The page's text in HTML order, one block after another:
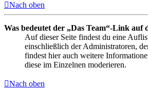
Nach oben
Was bedeutet der „Das Team“-Link auf
Auf dieser Seite findest du eine
einschließlich der Administratoren,
findest hier auch weitere
diese im Einzelnen moderieren.
Nach oben